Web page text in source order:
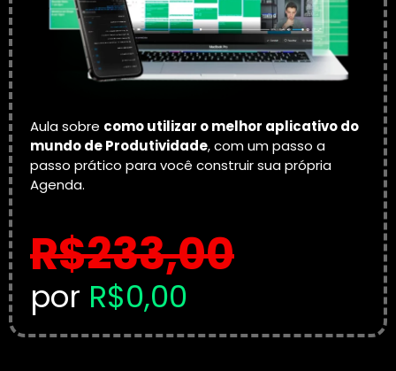
Aula sobre como utilizar o melhor aplicativo do
mundo de Produtividade, com um passo a
passo prático para você construir sua própria
Agenda.
R$233,00
por R$0,00